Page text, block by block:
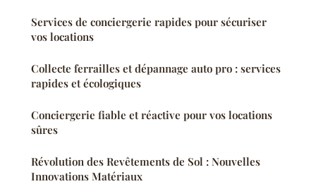
Services de conciergerie rapides pour sécuriser
vos locations
Collecte ferrailles et dépannage auto pro : services
rapides et écologiques
Conciergerie fiable et réactive pour vos locations
sûres
Révolution des Revêtements de Sol : Nouvelles
Innovations Matériaux